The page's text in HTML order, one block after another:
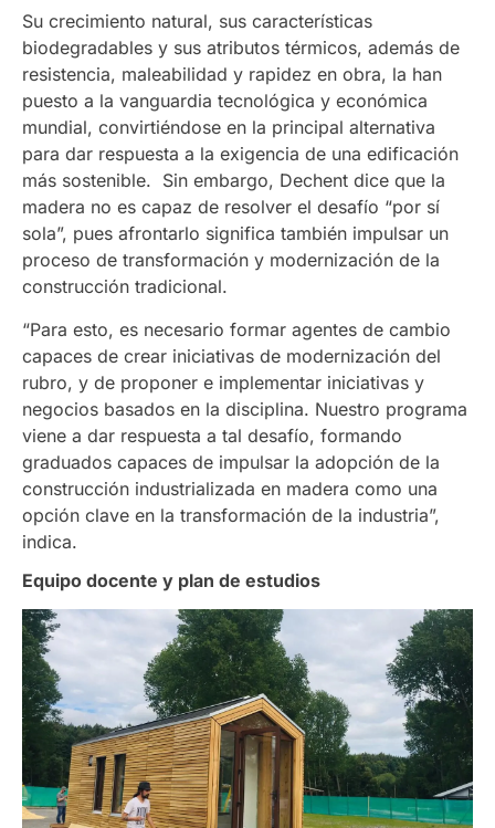
Su crecimiento natural, sus características
biodegradables y sus atributos térmicos, además de
resistencia, maleabilidad y rapidez en obra, la han
puesto a la vanguardia tecnológica y económica
mundial, convirtiéndose en la principal alternativa
para dar respuesta a la exigencia de una edificación
más sostenible. Sin embargo, Dechent dice que la
madera no es capaz de resolver el desafío “por sí
sola”, pues afrontarlo significa también impulsar un
proceso de transformación y modernización de la
construcción tradicional.
“Para esto, es necesario formar agentes de cambio
capaces de crear iniciativas de modernización del
rubro, y de proponer e implementar iniciativas y
negocios basados en la disciplina. Nuestro programa
viene a dar respuesta a tal desafío, formando
graduados capaces de impulsar la adopción de la
construcción industrializada en madera como una
opción clave en la transformación de la industria”,
indica.
Equipo docente y plan de estudios